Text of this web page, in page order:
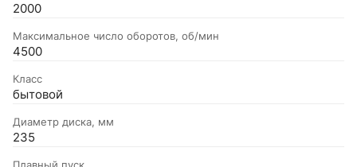
2000
Максимальное число оборотов, об/мин
4500
Класс
бытовой
Диаметр диска, мм
235
Плавный пуск